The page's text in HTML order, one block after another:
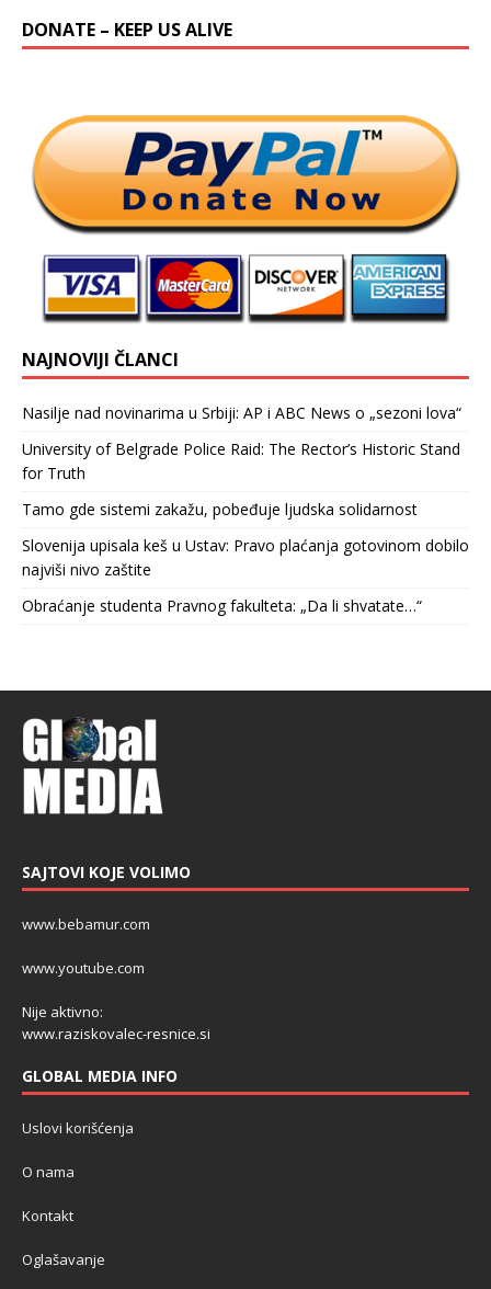
DONATE – KEEP US ALIVE
NAJNOVIJI ČLANCI
Nasilje nad novinarima u Srbiji: AP i ABC News o „sezoni lova“
University of Belgrade Police Raid: The Rector’s Historic Stand
for Truth
Tamo gde sistemi zakažu, pobeđuje ljudska solidarnost
Slovenija upisala keš u Ustav: Pravo plaćanja gotovinom dobilo
najviši nivo zaštite
Obraćanje studenta Pravnog fakulteta: „Da li shvatate…“
SAJTOVI KOJE VOLIMO
www.bebamur.com
www.youtube.com
Nije aktivno:
www.raziskovalec-resnice.si
GLOBAL MEDIA INFO
Uslovi korišćenja
O nama
Kontakt
Oglašavanje